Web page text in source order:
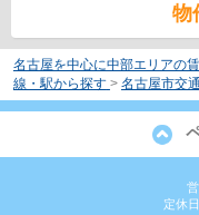
物
名古屋を中心に中部エリアの
線・駅から探す > 名古屋市交
定休